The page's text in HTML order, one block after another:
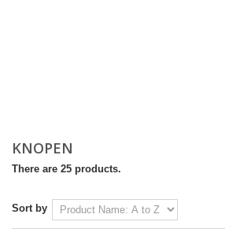
KNOPEN
There are 25 products.
Sort by